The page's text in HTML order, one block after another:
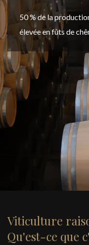
50 % de la
élevée en fûts de
Viticulture
Qu'est-ce que